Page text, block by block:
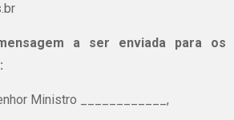
a ser enviada para os
Ministro ____________,